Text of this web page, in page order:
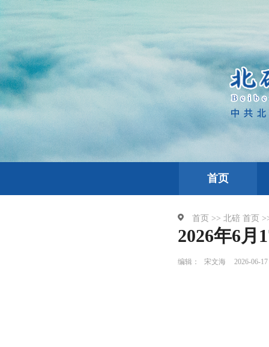
首页
首页 >> 北碚 首页
2026年6月
编辑： 宋文海 2026-06-